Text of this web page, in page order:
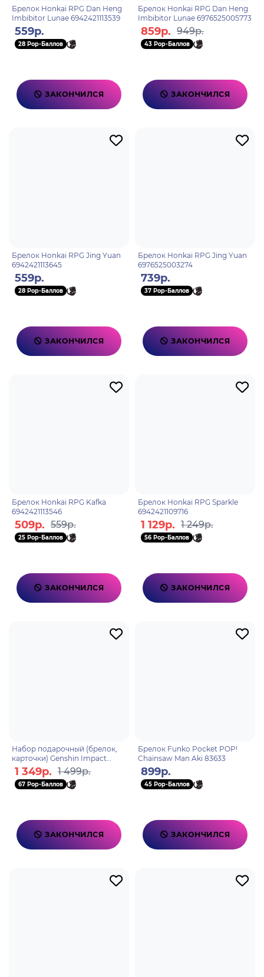
Брелок Honkai RPG Dan Heng
Imbibitor Lunae 6942421113539
559р.
28 Pop-Баллов
ЗАКОНЧИЛСЯ
Брелок Honkai RPG Dan Heng
Imbibitor Lunae 6976525005773
859р. 949р.
43 Pop-Баллов
ЗАКОНЧИЛСЯ
Брелок Honkai RPG Jing Yuan
6942421113645
559р.
28 Pop-Баллов
ЗАКОНЧИЛСЯ
Брелок Honkai RPG Jing Yuan
6976525003274
739р.
37 Pop-Баллов
ЗАКОНЧИЛСЯ
Брелок Honkai RPG Kafka
6942421113546
509р. 559р.
25 Pop-Баллов
ЗАКОНЧИЛСЯ
Брелок Honkai RPG Sparkle
6942421109716
1 129р. 1 249р.
56 Pop-Баллов
ЗАКОНЧИЛСЯ
Набор подарочный (брелок,
карточки) Genshin Impact
Diluc 6942421106395
1 349р. 1 499р.
67 Pop-Баллов
ЗАКОНЧИЛСЯ
Брелок Funko Pocket POP!
Chainsaw Man Aki 83633
899р.
45 Pop-Баллов
ЗАКОНЧИЛСЯ